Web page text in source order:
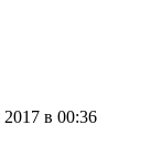
в 00:36